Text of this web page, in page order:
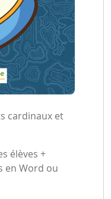
cardinaux et
élèves +
en Word ou